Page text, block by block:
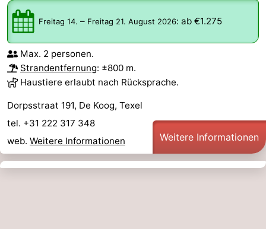
Freitag 14. – Freitag 21. August 2026: ab €1.275
Max. 2 personen.
Strandentfernung: ±800 m.
Haustiere erlaubt nach Rücksprache.
Dorpsstraat 191, De Koog, Texel
tel. +31 222 317 348
web. Weitere Informationen Weitere Informationen